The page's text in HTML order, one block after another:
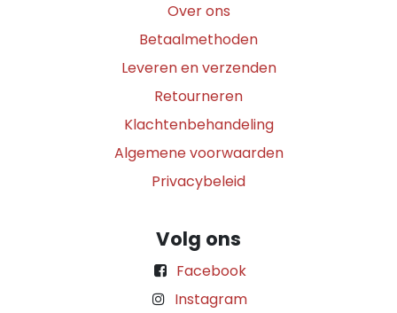
Over ons
Betaalmethoden
Leveren en verzenden
Retourneren
Klachtenbehandeling
Algemene voorwaarden
Privacybeleid
Volg ons
Facebook
Instagram